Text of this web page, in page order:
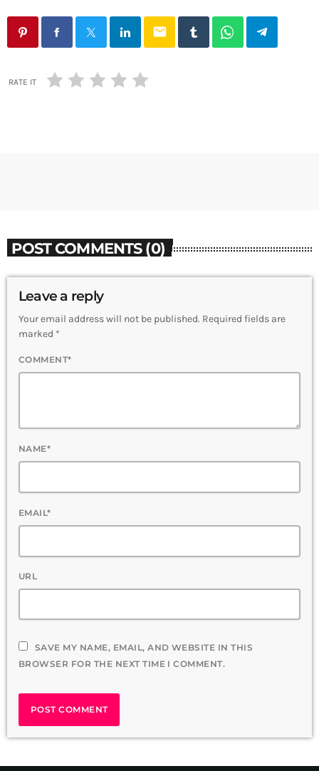
email
RATE IT
POST COMMENTS (0)
Leave a reply
Your email address will not be published. Required fields are
marked *
COMMENT*
NAME*
EMAIL*
URL
SAVE MY NAME, EMAIL, AND WEBSITE IN THIS
BROWSER FOR THE NEXT TIME I COMMENT.